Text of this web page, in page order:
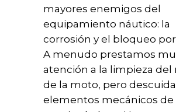
mayores enemigos del
equipamiento náutico: la
corrosión y el bloqueo
A menudo prestamos
atención a la limpieza
de la moto, pero
elementos mecánicos